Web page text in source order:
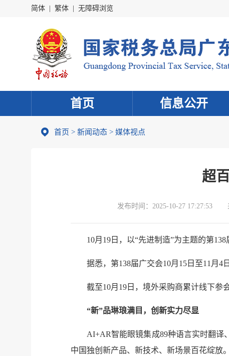
简体 繁体 无障碍浏览
首页 信息公开
首页 > 新闻动态 > 媒体视点
超
发布时间： 2025-10-27 17:27:53
10月19日，以“先进制造”为主题的第
据悉，第138届广交会10月15日至11月4
截至10月19日，境外采购商累计线下参
“新”品琳琅满目，创新实力尽显
AI+AR智能眼镜集成89种语言实时翻
中国独创新产品、新技术、新场景百花绽放。